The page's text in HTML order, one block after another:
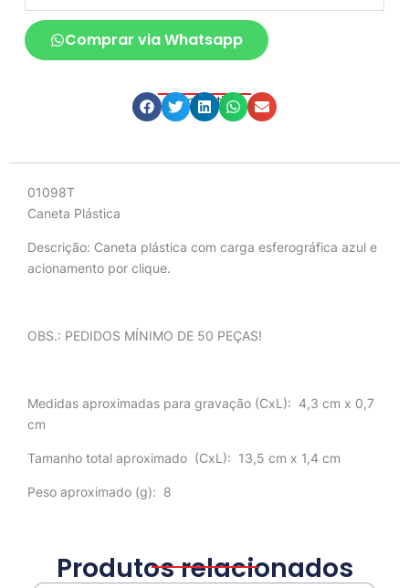
Comprar via Whatsapp
Compartilhe
01098T
Caneta Plástica
Descrição: Caneta plástica com carga esferográfica azul e
acionamento por clique.
OBS.: PEDIDOS MÍNIMO DE 50 PEÇAS!
Medidas aproximadas para gravação (CxL): 4,3 cm x 0,7
cm
Tamanho total aproximado (CxL): 13,5 cm x 1,4 cm
Peso aproximado (g): 8
Produtos relacionados